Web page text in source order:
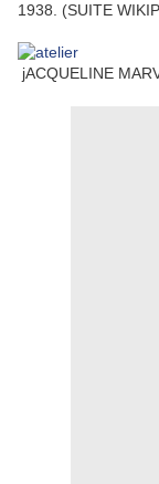
1938. (SUITE
jACQUELINE